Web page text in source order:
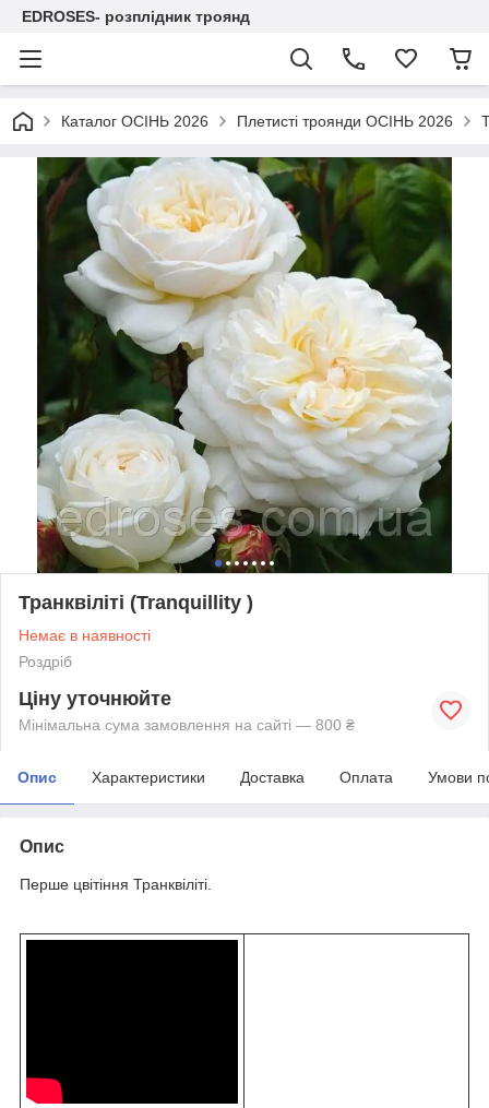
EDROSES- розплідник троянд
Каталог ОСІНЬ 2026 Плетисті троянди ОСІНЬ 2026
Транквіліті (Tranquillity )
Немає в наявності
Роздріб
Ціну уточнюйте
Мінімальна сума замовлення на сайті — 800 ₴
Опис Характеристики Доставка Оплата Умови
Опис
Перше цвітіння Транквіліті.